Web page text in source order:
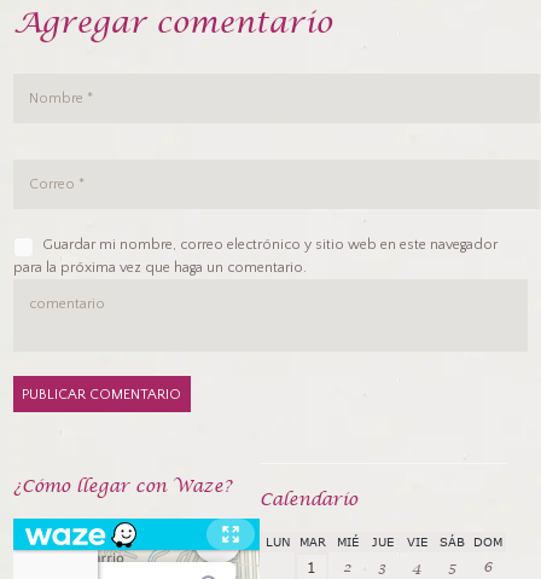
Agregar comentario
Guardar mi nombre, correo electrónico y sitio web en este navegador
para la próxima vez que haga un comentario.
¿Cómo llegar con Waze?
Calendarío
LUN MAR MIÉ JUE VIE SÁB DOM
1 2 3 4 5
6